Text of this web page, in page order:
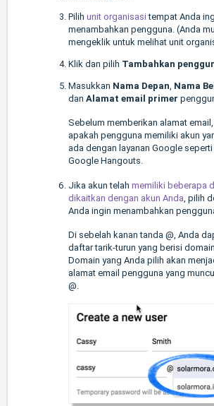
Pilih unit organisasi tempat Anda
menambahkan pengguna. (Anda
mengeklik untuk melihat unit
Klik dan pilih Tambahkan
Masukkan Nama Depan, Nama
dan Alamat email primer
Sebelum memberikan alamat
apakah pengguna memiliki akun
ada dengan layanan Google seperti
Google Hangouts.
Jika akun telah memiliki beberapa
dikaitkan dengan akun Anda, pilih
Anda ingin menambahkan
Di sebelah kanan tanda @, Anda
daftar tarik-turun yang berisi
Domain yang Anda pilih akan
alamat email pengguna yang
@.